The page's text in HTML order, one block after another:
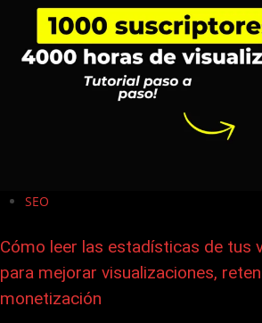
SEO
Cómo leer las estadísticas de tus
para mejorar visualizaciones,
monetización